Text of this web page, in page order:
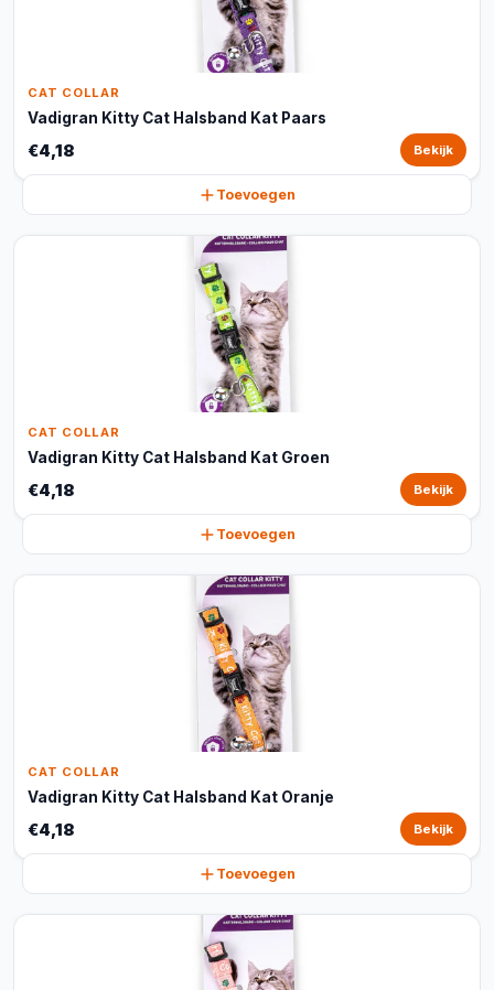
CAT COLLAR
Vadigran Kitty Cat Halsband Kat Paars
€4,18 Bekijk
Toevoegen
CAT COLLAR
Vadigran Kitty Cat Halsband Kat Groen
€4,18 Bekijk
Toevoegen
CAT COLLAR
Vadigran Kitty Cat Halsband Kat Oranje
€4,18 Bekijk
Toevoegen